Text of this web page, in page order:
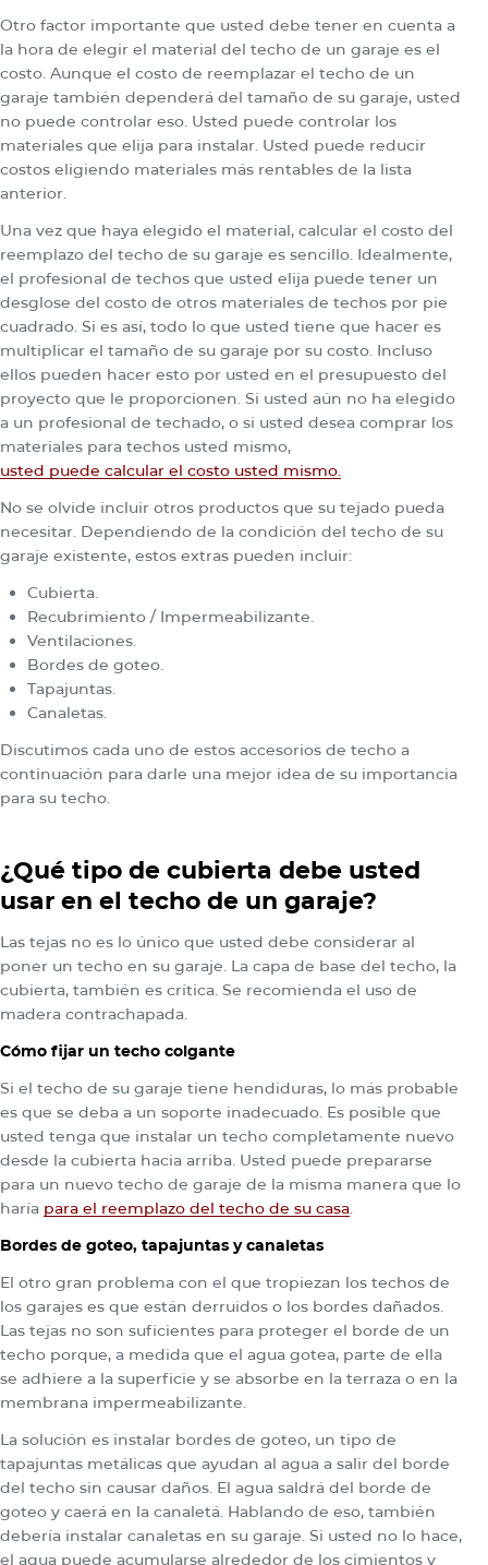
Otro factor importante que usted debe tener en cuenta a
la hora de elegir el material del techo de un garaje es el
costo. Aunque el costo de reemplazar el techo de un
garaje también dependerá del tamaño de su garaje, usted
no puede controlar eso. Usted puede controlar los
materiales que elija para instalar. Usted puede reducir
costos eligiendo materiales más rentables de la lista
anterior.
Una vez que haya elegido el material, calcular el costo del
reemplazo del techo de su garaje es sencillo. Idealmente,
el profesional de techos que usted elija puede tener un
desglose del costo de otros materiales de techos por pie
cuadrado. Si es así, todo lo que usted tiene que hacer es
multiplicar el tamaño de su garaje por su costo. Incluso
ellos pueden hacer esto por usted en el presupuesto del
proyecto que le proporcionen. Si usted aún no ha elegido
a un profesional de techado, o si usted desea comprar los
materiales para techos usted mismo,
usted puede calcular el costo usted mismo.
No se olvide incluir otros productos que su tejado pueda
necesitar. Dependiendo de la condición del techo de su
garaje existente, estos extras pueden incluir:
Cubierta.
Recubrimiento / Impermeabilizante.
Ventilaciones.
Bordes de goteo.
Tapajuntas.
Canaletas.
Discutimos cada uno de estos accesorios de techo a
continuación para darle una mejor idea de su importancia
para su techo.
¿Qué tipo de cubierta debe usted
usar en el techo de un garaje?
Las tejas no es lo único que usted debe considerar al
poner un techo en su garaje. La capa de base del techo, la
cubierta, también es crítica. Se recomienda el uso de
madera contrachapada.
Cómo fijar un techo colgante
Si el techo de su garaje tiene hendiduras, lo más probable
es que se deba a un soporte inadecuado. Es posible que
usted tenga que instalar un techo completamente nuevo
desde la cubierta hacia arriba. Usted puede prepararse
para un nuevo techo de garaje de la misma manera que lo
haría para el reemplazo del techo de su casa.
Bordes de goteo, tapajuntas y canaletas
El otro gran problema con el que tropiezan los techos de
los garajes es que están derruidos o los bordes dañados.
Las tejas no son suficientes para proteger el borde de un
techo porque, a medida que el agua gotea, parte de ella
se adhiere a la superficie y se absorbe en la terraza o en la
membrana impermeabilizante.
La solución es instalar bordes de goteo, un tipo de
tapajuntas metálicas que ayudan al agua a salir del borde
del techo sin causar daños. El agua saldrá del borde de
goteo y caerá en la canaletá. Hablando de eso, también
debería instalar canaletas en su garaje. Si usted no lo hace,
el agua puede acumularse alrededor de los cimientos y